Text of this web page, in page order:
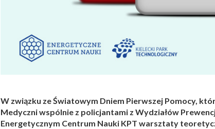
W związku ze Światowym Dniem Pierwszej Pomocy,
Medyczni wspólnie z policjantami z Wydziałów
Energetycznym Centrum Nauki KPT warsztaty